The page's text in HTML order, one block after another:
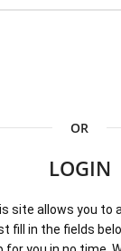
OR
LOGIN
site allows you to
fill in the fields